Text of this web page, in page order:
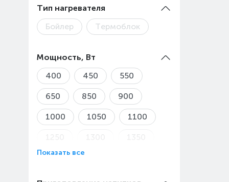
Тип нагревателя
Бойлер
Термоблок
Мощность, Вт
400
450 550
650 850 900
1000 1050 1100
1250 1300 1350
1400
Показать все